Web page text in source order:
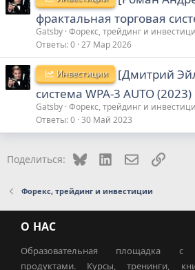
фрактальная торговая
Gatsby Форекс, трейдинг и
Ответы 0 27 Мар 2026
Инвестиции
[Дмитрий
система WPA-3 AUTO (2023)
Gatsby Форекс, трейдинг и
Ответы 0 30 Май 2023
Поделиться: Bluesky LinkedIn Ссылка
Форекс, трейдинг и инвестиции
О НАС
Образовательная площадка с
продуктами. Курсы, тренинги,